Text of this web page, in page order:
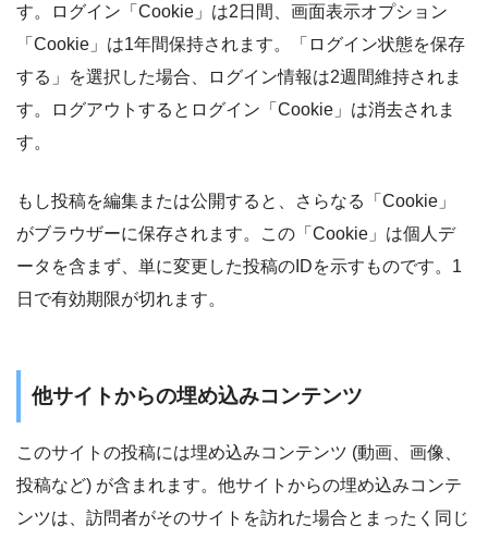
す。ログイン「Cookie」は2日間、画面表示オプション
「Cookie」は1年間保持されます。「ログイン状態を保存
する」を選択した場合、ログイン情報は2週間維持されま
す。ログアウトするとログイン「Cookie」は消去されま
す。
もし投稿を編集または公開すると、さらなる「Cookie」
がブラウザーに保存されます。この「Cookie」は個人デ
ータを含まず、単に変更した投稿のIDを示すものです。1
日で有効期限が切れます。
他サイトからの埋め込みコンテンツ
このサイトの投稿には埋め込みコンテンツ (動画、画像、
投稿など) が含まれます。他サイトからの埋め込みコンテ
ンツは、訪問者がそのサイトを訪れた場合とまったく同じ